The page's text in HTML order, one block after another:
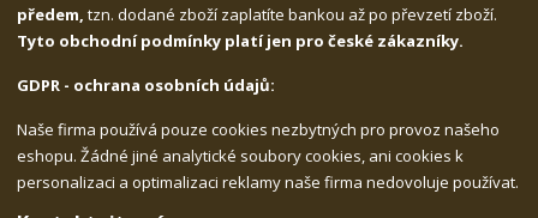
předem,tzn. dodané zboží zaplatíte bankou až po převzetí zboží.
Tyto obchodní podmínky platí jen pro české zákazníky.
GDPR - ochrana osobních údajů:
Naše firma používá pouze cookies nezbytných pro provoz našeho
eshopu. Žádné jiné analytické soubory cookies, ani cookies k
personalizaci a optimalizaci reklamy naše firma nedovoluje používat.